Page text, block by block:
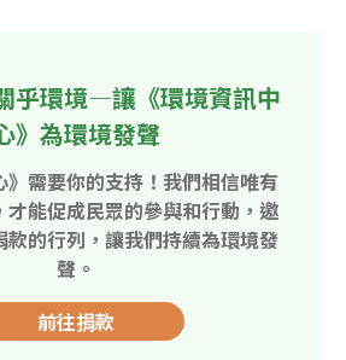
乎環境—讓《環境資訊中
》為環境發聲
》需要你的支持！我們相信唯有
才能促成民眾的參與和行動，邀
款的行列，讓我們持續為環境發
聲。
前往捐款